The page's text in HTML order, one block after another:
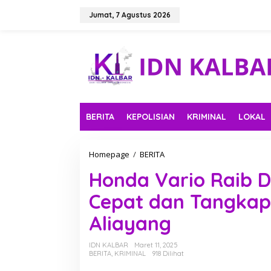
Jumat, 7 Agustus 2026
BERITA KEPOLISIAN KRIMINAL LOKAL
Homepage / BERITA
n
d
a
V
a
r
i
o
Honda Vario Raib
Cepat dan
Aliayang
IDN KALBAR
Maret 11, 2025
BERITA, KRIMINAL 918 Dilihat